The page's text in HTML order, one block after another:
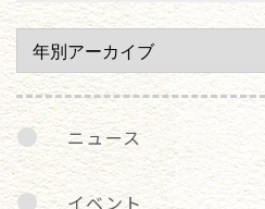
ニュース
イベント